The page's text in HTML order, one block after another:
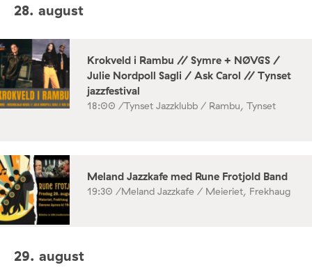
28. august
Krokveld i Rambu // Symre + NØVGS /
Julie Nordpoll Sagli / Ask Carol // Tynset
jazzfestival
18:00 /Tynset Jazzklubb / Rambu, Tynset
Meland Jazzkafe med Rune Frotjold Band
19:30 /Meland Jazzkafe / Meieriet, Frekhaug
29. august